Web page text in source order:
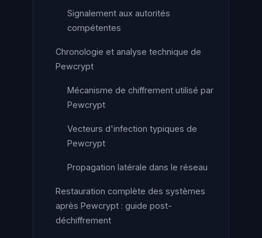
Signalement aux autorités
compétentes
Chronologie et analyse technique de
Pewcrypt
Mécanisme de chiffrement utilisé par
Pewcrypt
Vecteurs d'infection typiques de
Pewcrypt
Propagation latérale dans le réseau
Restauration complète des systèmes
après Pewcrypt : guide post-
déchiffrement